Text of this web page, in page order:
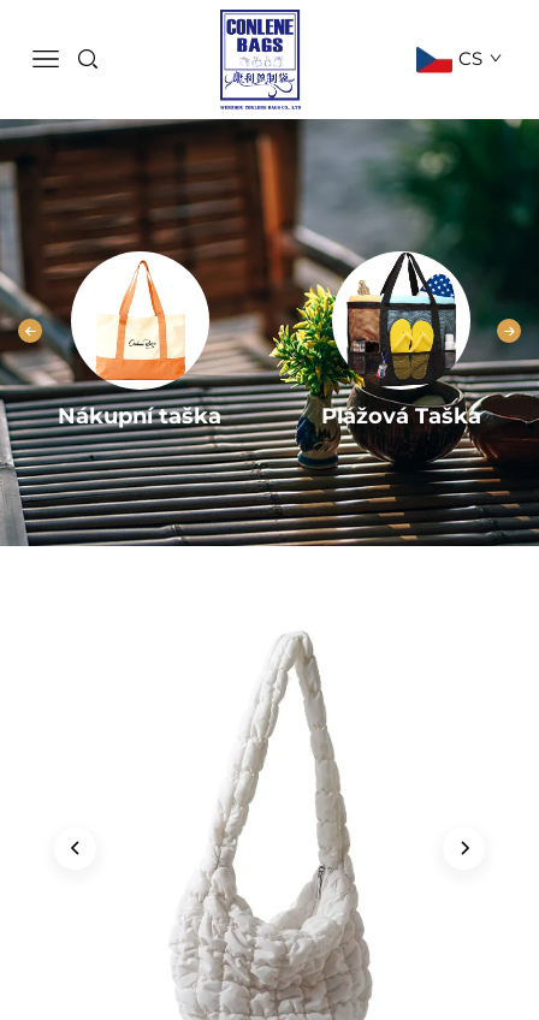
CS
Nákupní taška Plážová Taška